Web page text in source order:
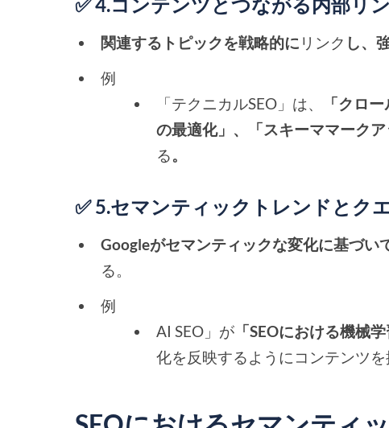
関連するトピックを戦略的に リンク し、
例
「テクニカルSEO」は、
「クロ
の最適化」、「スキーママーク
る。
✅ 5.セマンティックトレンドとク
Googleがセマンティックな変化に基づい
る。
例
AI SEO」が 「SEOにおける機械
化を反映するようにコンテンツを